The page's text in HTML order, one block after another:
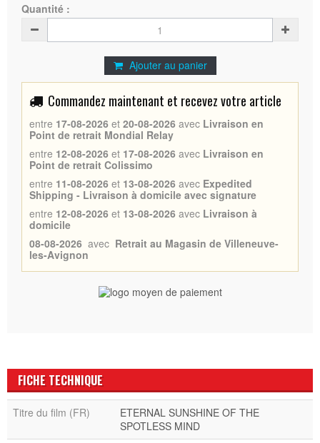
Quantité :
Ajouter au panier
Commandez maintenant et recevez votre article
entre 17-08-2026 et 20-08-2026 avec Livraison en
Point de retrait Mondial Relay
entre 12-08-2026 et 17-08-2026 avec Livraison en
Point de retrait Colissimo
entre 11-08-2026 et 13-08-2026 avec Expedited
Shipping - Livraison à domicile avec signature
entre 12-08-2026 et 13-08-2026 avec Livraison à
domicile
08-08-2026 avec Retrait au Magasin de Villeneuve-
les-Avignon
FICHE TECHNIQUE
Titre du film (FR)
ETERNAL SUNSHINE OF THE
SPOTLESS MIND